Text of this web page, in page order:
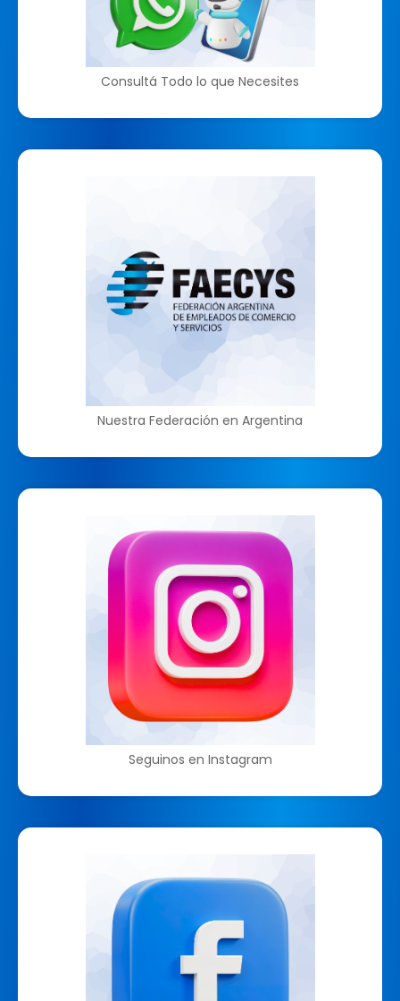
Consultá Todo lo que Necesites
Nuestra Federación en Argentina
Seguinos en Instagram